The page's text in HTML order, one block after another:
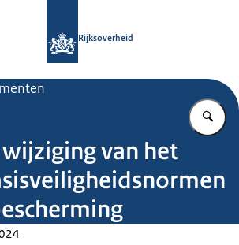
Rijksoverheid
van het